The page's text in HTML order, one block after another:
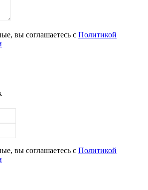
вы соглашаетесь с Политикой
вы соглашаетесь с Политикой